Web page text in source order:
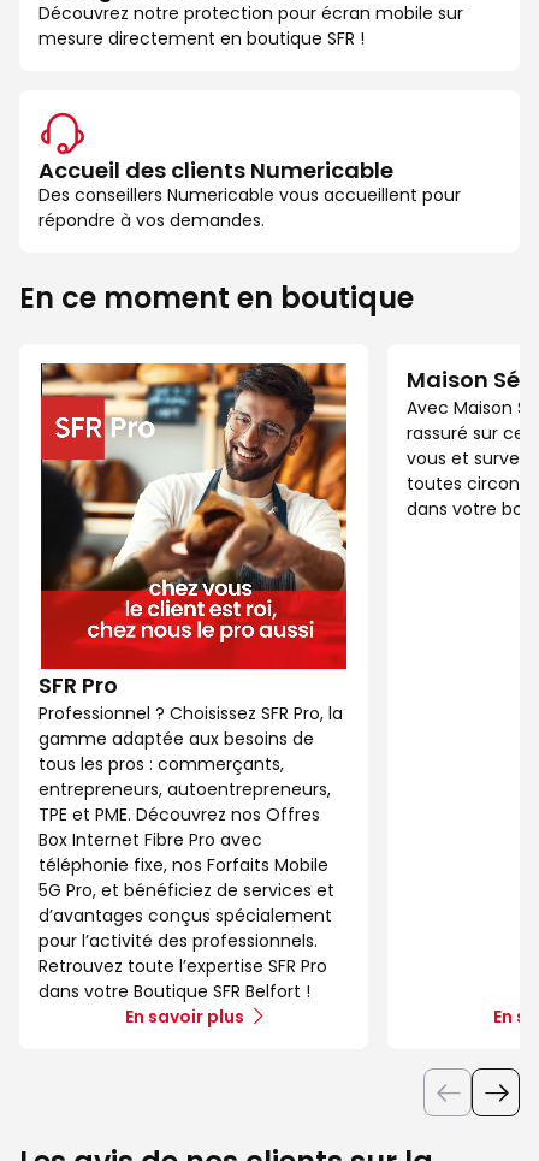
Découvrez notre protection pour écran mobile sur
mesure directement en boutique SFR !
Accueil des clients Numericable
Des conseillers Numericable vous accueillent pour
répondre à vos demandes.
En ce moment en boutique
SFR Pro
Professionnel ? Choisissez SFR Pro, la
gamme adaptée aux besoins de
tous les pros : commerçants,
entrepreneurs, autoentrepreneurs,
TPE et PME. Découvrez nos Offres
Box Internet Fibre Pro avec
téléphonie fixe, nos Forfaits Mobile
5G Pro, et bénéficiez de services et
d’avantages conçus spécialement
pour l’activité des professionnels.
Retrouvez toute l’expertise SFR Pro
dans votre Boutique SFR Belfort !
En savoir plus
Maison
Avec Maison
rassuré sur ce
vous et
toutes
dans votre
En